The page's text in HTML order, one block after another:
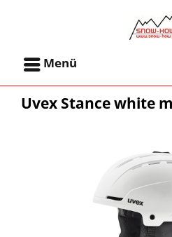
Menü
Uvex Stance white